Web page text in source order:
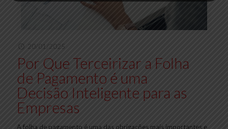
20/01/2025
Por Que Terceirizar a Folha
de Pagamento é uma
Decisão Inteligente para as
Empresas
A folha de pagamento é uma das obrigações mais importantes e